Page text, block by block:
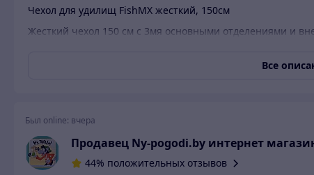
Чехол для удилищ FishMX жесткий, 150см
Жесткий чехол 150 см с 3мя основными отделениями и
длина – 150 см;
гарантия 14 дней;
производитель – FishMX (Китай);
срок службы – неограничен.
Все
Был online: вчера
Продавец Ny-pogodi.by интернет
44% положительных отзывов